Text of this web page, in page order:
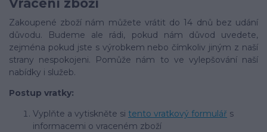
Vrácení zboží
Zakoupené zboží nám můžete vrátit do 14 dnů bez udání
důvodu. Budeme ale rádi, pokud nám důvod uvedete,
zejména pokud jste s výrobkem nebo čímkoliv jiným z naší
strany nespokojeni. Pomůže nám to ve vylepšování naší
nabídky i služeb.
Postup vratky:
Vyplňte a vytiskněte si tento vratkový formulář s
informacemi o vraceném zboží